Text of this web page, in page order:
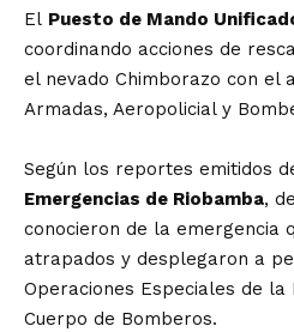
El Puesto de Mando
coordinando acciones de
el nevado Chimborazo con el
Armadas, Aeropolicial y
Según los reportes emitidos
Emergencias de Riobamba,
conocieron de la emergencia
atrapados y desplegaron a
Operaciones Especiales de la
Cuerpo de Bomberos.